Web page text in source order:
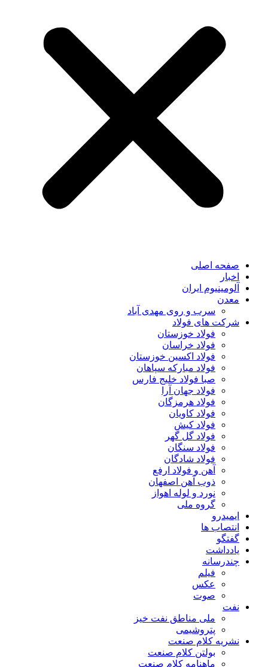
صفحه اصلی
اخبار
آلومینیوم ایران
معدن
سرب و روی مهدی آباد
شرکت های فولاد
فولاد خوزستان
فولاد خراسان
فولاد اکسین خوزستان
فولاد مبارکه سپاهان
صبا فولاد خلیج فارس
فولاد جهان آرا
فولاد هرمزگان
فولاد کاویان
فولاد کیش
فولاد گل گهر
فولاد سنگان
فولاد شادگان
آهن و فولاد ارفع
ذوب آهن اصفهان
نورد و لوله اهواز
گروه ملی
ایمیدرو
انتصاب ها
گفتگو
یادداشت
چندرسانه
فیلم
عکس
صوت
نفت
ملی مناطق نفت خیز
پتروشیمی
نشریه کلام صنعت
بولتن کلام صنعت
ماهنامه کلام صنعت